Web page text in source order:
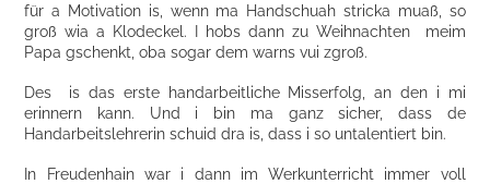
für a Motivation is, wenn ma Handschuah stricka muaß, so
groß wia a Klodeckel. I hobs dann zu Weihnachten meim
Papa gschenkt, oba sogar dem warns vui zgroß.
Des is das erste handarbeitliche Misserfolg, an den i mi
erinnern kann. Und i bin ma ganz sicher, dass de
Handarbeitslehrerin schuid dra is, dass i so untalentiert bin.
In Freudenhain war i dann im Werkunterricht immer voll